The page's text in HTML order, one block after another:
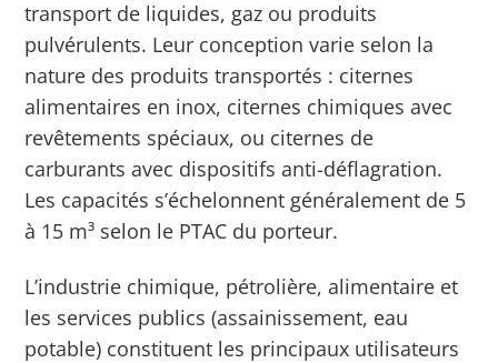
transport de liquides, gaz ou produits
pulvérulents. Leur conception varie selon la
nature des produits transportés : citernes
alimentaires en inox, citernes chimiques avec
revêtements spéciaux, ou citernes de
carburants avec dispositifs anti-déflagration.
Les capacités s’échelonnent généralement de 5
à 15 m³ selon le PTAC du porteur.
L’industrie chimique, pétrolière, alimentaire et
les services publics (assainissement, eau
potable) constituent les principaux utilisateurs